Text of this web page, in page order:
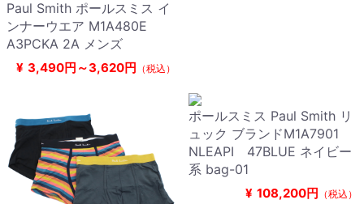
Paul Smith ポールスミス イ
ンナーウエア M1A480E
A3PCKA 2A メンズ
¥ 3,490円～3,620円 （税込）
ポールスミス Paul Smith リ
ュック ブランドM1A7901
NLEAPI 47BLUE ネイビー
系 bag-01
¥ 108,200円 （税込）